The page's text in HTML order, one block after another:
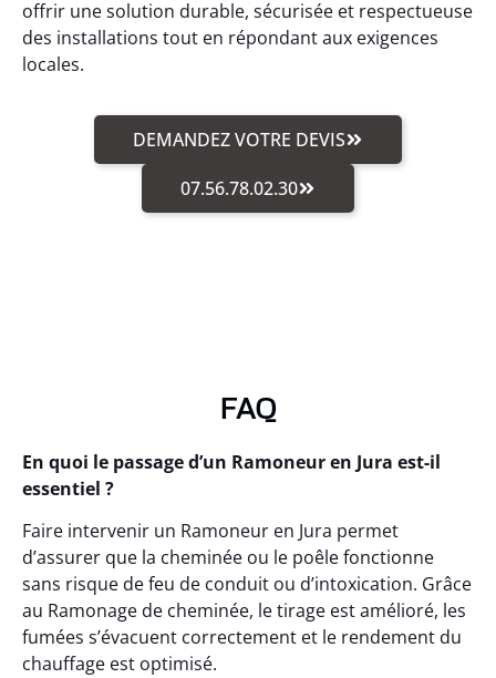
offrir une solution durable, sécurisée et respectueuse
des installations tout en répondant aux exigences
locales.
DEMANDEZ VOTRE DEVIS
07.56.78.02.30
FAQ
En quoi le passage d’un Ramoneur en Jura est-il
essentiel ?
Faire intervenir un Ramoneur en Jura permet
d’assurer que la cheminée ou le poêle fonctionne
sans risque de feu de conduit ou d’intoxication. Grâce
au Ramonage de cheminée, le tirage est amélioré, les
fumées s’évacuent correctement et le rendement du
chauffage est optimisé.